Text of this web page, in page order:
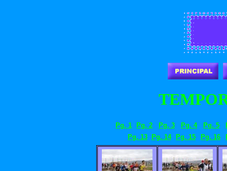
Pg. 1 Pg. 2 Pg. 3 Pg. 4 Pg. 5
Pg. 13
Pg. 14 Pg. 15 Pg. 16